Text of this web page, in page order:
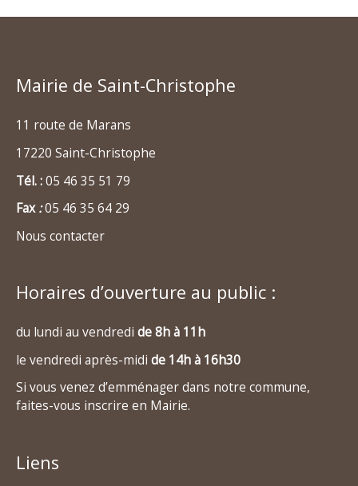
Mairie de Saint-Christophe
11 route de Marans
17220 Saint-Christophe
Tél. :05 46 35 51 79
Fax:05 46 35 64 29
Nous contacter
Horaires d’ouverture au public :
du lundi au vendredi de 8h à 11h
le vendredi après-midi de 14h à 16h30
Si vous venez d’emménager dans notre commune,
faites-vous inscrire en Mairie.
Liens